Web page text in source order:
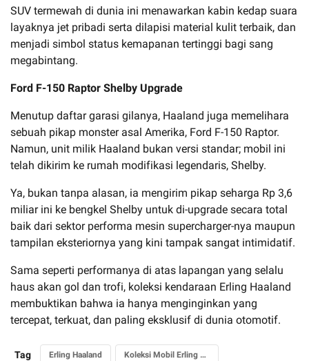
SUV termewah di dunia ini menawarkan kabin kedap suara
layaknya jet pribadi serta dilapisi material kulit terbaik, dan
menjadi simbol status kemapanan tertinggi bagi sang
megabintang.
Ford F-150 Raptor Shelby Upgrade
Menutup daftar garasi gilanya, Haaland juga memelihara
sebuah pikap monster asal Amerika, Ford F-150 Raptor.
Namun, unit milik Haaland bukan versi standar; mobil ini
telah dikirim ke rumah modifikasi legendaris, Shelby.
Ya, bukan tanpa alasan, ia mengirim pikap seharga Rp 3,6
miliar ini ke bengkel Shelby untuk di-upgrade secara total
baik dari sektor performa mesin supercharger-nya maupun
tampilan eksteriornya yang kini tampak sangat intimidatif.
Sama seperti performanya di atas lapangan yang selalu
haus akan gol dan trofi, koleksi kendaraan Erling Haaland
membuktikan bahwa ia hanya menginginkan yang
tercepat, terkuat, dan paling eksklusif di dunia otomotif.
Tag Erling Haaland Koleksi Mobil Erling Haaland